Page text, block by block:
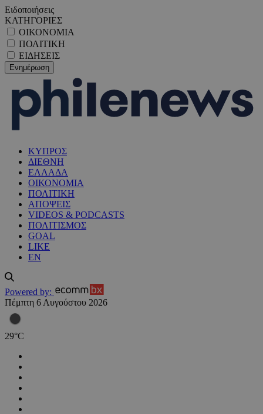
Ειδοποιήσεις
ΚΑΤΗΓΟΡΙΕΣ
ΟΙΚΟΝΟΜΙΑ
ΠΟΛΙΤΙΚΗ
ΕΙΔΗΣΕΙΣ
ΚΥΠΡΟΣ
ΔΙΕΘΝΗ
ΕΛΛΑΔΑ
ΟΙΚΟΝΟΜΙΑ
ΠΟΛΙΤΙΚΗ
ΑΠΟΨΕΙΣ
VIDEOS & PODCASTS
ΠΟΛΙΤΙΣΜΟΣ
GOAL
LIKE
EN
Powered by:
Πέμπτη 6 Αυγούστου 2026
29°C